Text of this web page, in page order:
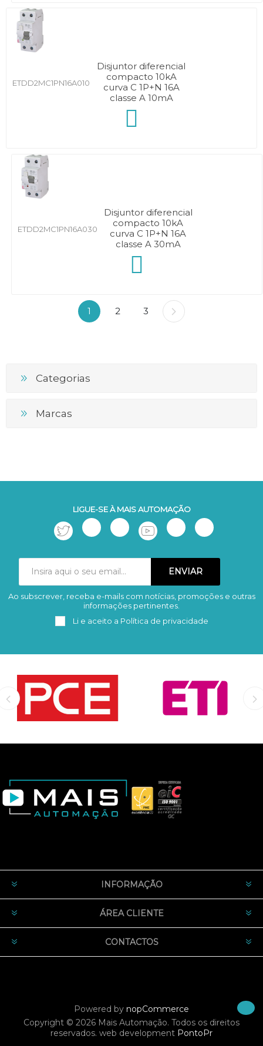
ETDD2MC1PN16A010
Disjuntor diferencial
compacto 10kA
curva C 1P+N 16A
classe A 10mA
ETDD2MC1PN16A030
Disjuntor diferencial
compacto 10kA
curva C 1P+N 16A
classe A 30mA
1 2 3
Categorias
Marcas
LIGUE-SE À MAIS AUTOMAÇÃO
Subscrever Remover
Ao subscrever, receba e-mails com notícias, promoções e outras
informações pertinentes.
Li e aceito a Política de privacidade
INFORMAÇÃO
ÁREA CLIENTE
CONTACTOS
Powered by nopCommerce
Copyright © 2026 Mais Automação. Todos os direitos
reservados. web development PontoPr